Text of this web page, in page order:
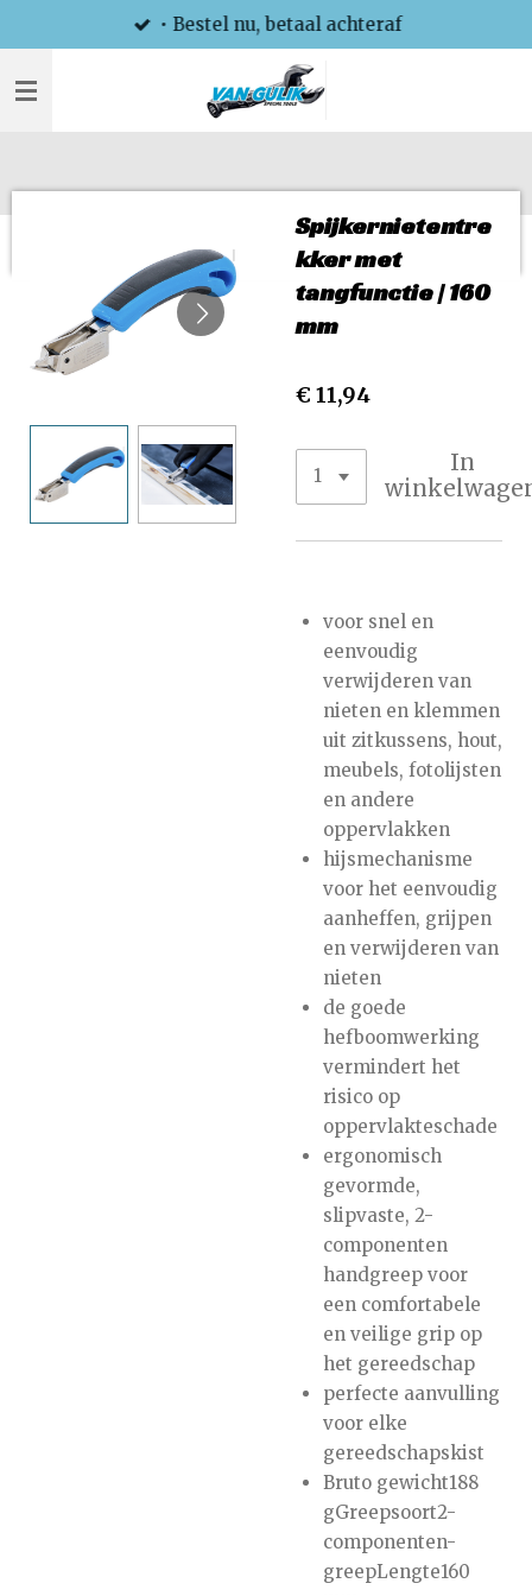
direct
naar
• Bestel nu, betaal achteraf
Spijkernietentre
kker met
tangfunctie | 160
mm
€ 11,94
In
voor snel en
eenvoudig
verwijderen van
nieten en klemmen
uit zitkussens, hout,
meubels, fotolijsten
en andere
oppervlakken
hijsmechanisme
voor het eenvoudig
aanheffen, grijpen
en verwijderen van
nieten
de goede
hefboomwerking
vermindert het
risico op
oppervlakteschade
ergonomisch
gevormde,
slipvaste, 2-
componenten
handgreep voor
een comfortabele
en veilige grip op
het gereedschap
perfecte aanvulling
voor elke
gereedschapskist
Bruto gewicht188
gGreepsoort2-
componenten-
greepLengte160